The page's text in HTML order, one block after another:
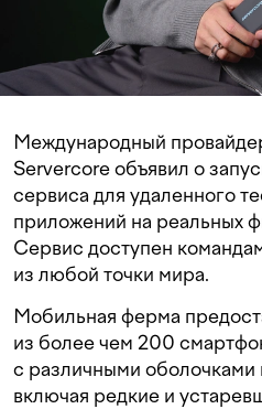
Международный
Servercore объявил о
сервиса для удаленного
приложений на реальных
Сервис доступен
из любой точки мира.
Мобильная ферма
из более чем 200
с различными
включая редкие и